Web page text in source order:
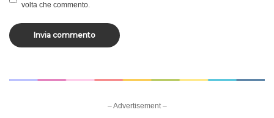
volta che commento.
– Advertisement –